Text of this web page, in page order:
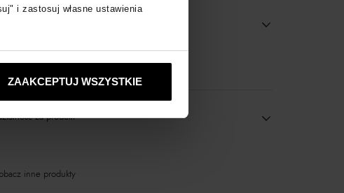
i zastosuj własne ustawienia
ZAAKCEPTUJ WSZYSTKIE
wyłącznie online
za produkt
inne produkty